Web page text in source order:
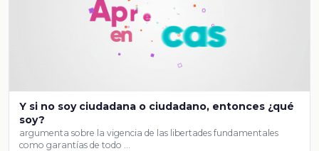
Y si no soy ciudadana o ciudadano, entonces ¿qué
soy?
argumenta sobre la vigencia de las libertades fundamentales
como garantías de todo …